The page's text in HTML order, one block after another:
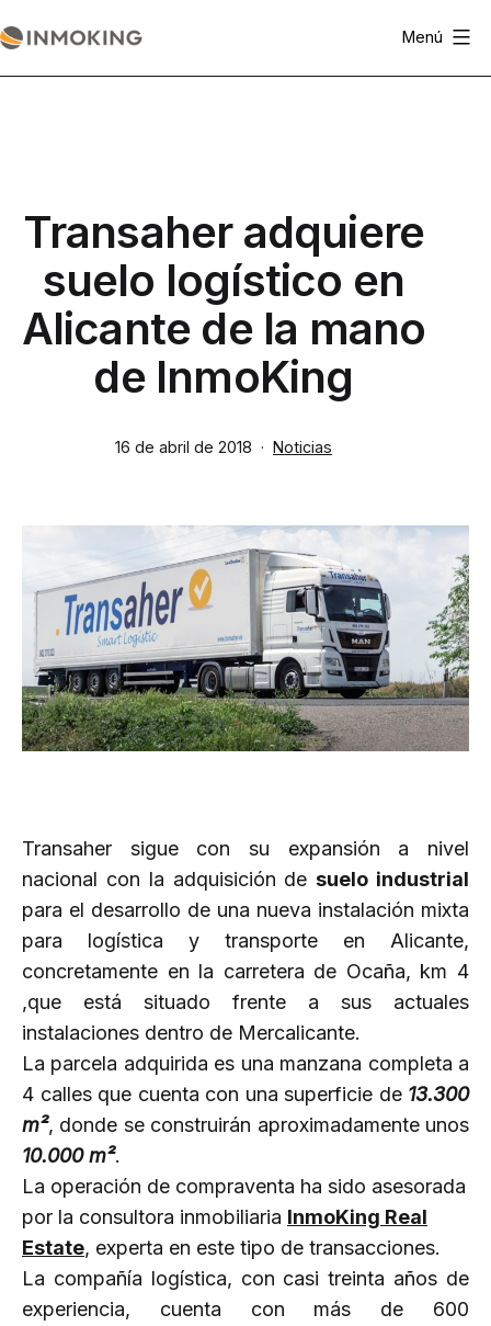
al
contenido
Menú
Transaher adquiere
suelo logístico en
Alicante de la mano
de InmoKing
Publicada
16 de abril de 2018
Categorizado
Noticias
Transaher sigue con su expansión a nivel
nacional con la adquisición desuelo industrial
para el desarrollo de una nueva instalación mixta
para logística y transporte en Alicante,
concretamente en la carretera de Ocaña, km 4
,que está situado frente a sus actuales
instalaciones dentro de Mercalicante.
La parcela adquirida es una manzana completa a
4 calles que cuenta con una superficie de 13.300
m², donde se construirán aproximadamente unos
10.000 m².
La operación de compraventa ha sido asesorada
por la consultora inmobiliaria InmoKing Real
Estate, experta en este tipo de transacciones.
La compañía logística, con casi treinta años de
experiencia, cuenta con más de 600